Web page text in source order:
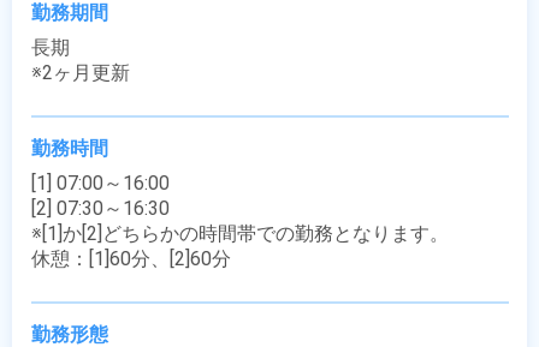
勤務期間
長期
※2ヶ月更新
勤務時間
[1] 07:00～16:00
[2] 07:30～16:30
※[1]か[2]どちらかの時間帯での勤務となります。
休憩：[1]60分、[2]60分
勤務形態